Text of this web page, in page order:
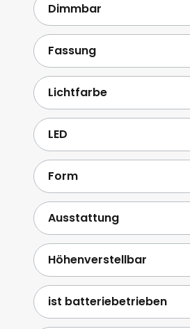
Dimmbar
Fassung
Lichtfarbe
LED
Form
Ausstattung
Höhenverstellbar
ist batteriebetrieben